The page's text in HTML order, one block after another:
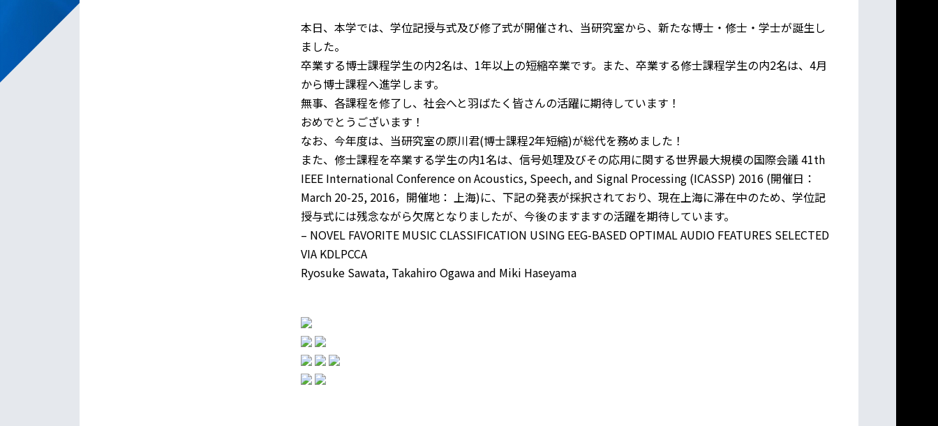
本日、本学では、学位記授与式及び修了式が開催され、当研究室から、新たな博士・修士・学士が誕生し
ました。
卒業する博士課程学生の内2名は、1年以上の短縮卒業です。また、卒業する修士課程学生の内2名は、4月
から博士課程へ進学します。
無事、各課程を修了し、社会へと羽ばたく皆さんの活躍に期待しています！
おめでとうございます！
なお、今年度は、当研究室の原川君(博士課程2年短縮)が総代を務めました！
また、修士課程を卒業する学生の内1名は、信号処理及びその応用に関する世界最大規模の国際会議 41th
IEEE International Conference on Acoustics, Speech, and Signal Processing (ICASSP) 2016 (開催日：
March 20-25, 2016，開催地： 上海)に、下記の発表が採択されており、現在上海に滞在中のため、学位記
授与式には残念ながら欠席となりましたが、今後のますますの活躍を期待しています。
– NOVEL FAVORITE MUSIC CLASSIFICATION USING EEG-BASED OPTIMAL AUDIO FEATURES SELECTED
VIA KDLPCCA
Ryosuke Sawata, Takahiro Ogawa and Miki Haseyama